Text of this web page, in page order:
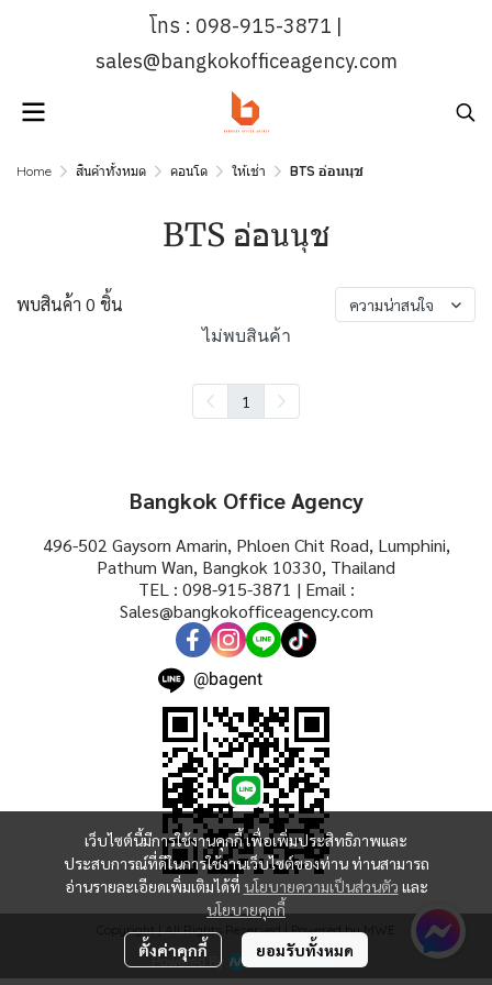
โทร : 098-915-3871 |
sales@bangkokofficeagency.com
Home สินค้าทั้งหมด คอนโด ให้เช่า BTS อ่อนนุช
BTS อ่อนนุช
พบสินค้า 0 ชิ้น ความน่าสนใจ
ไม่พบสินค้า
1
เว็บไซต์นี้มีการใช้งานคุกกี้ เพื่อเพิ่มประสิทธิภาพและ
ประสบการณ์ที่ดีในการใช้งานเว็บไซต์ของท่าน ท่านสามารถ
อ่านรายละเอียดเพิ่มเติมได้ที่ นโยบายความเป็นส่วนตัว และ
นโยบายคุกกี้
ตั้งค่าคุกกี้ ยอมรับทั้งหมด
Bangkok Office Agency
496-502 Gaysorn Amarin, Phloen Chit Road, Lumphini,
Pathum Wan, Bangkok 10330, Thailand
TEL : 098-915-3871 | Email :
Sales@bangkokofficeagency.com
@bagent
Copyright | All Rights Reserved | Powered by MWE
Powered By MakeWebEasy